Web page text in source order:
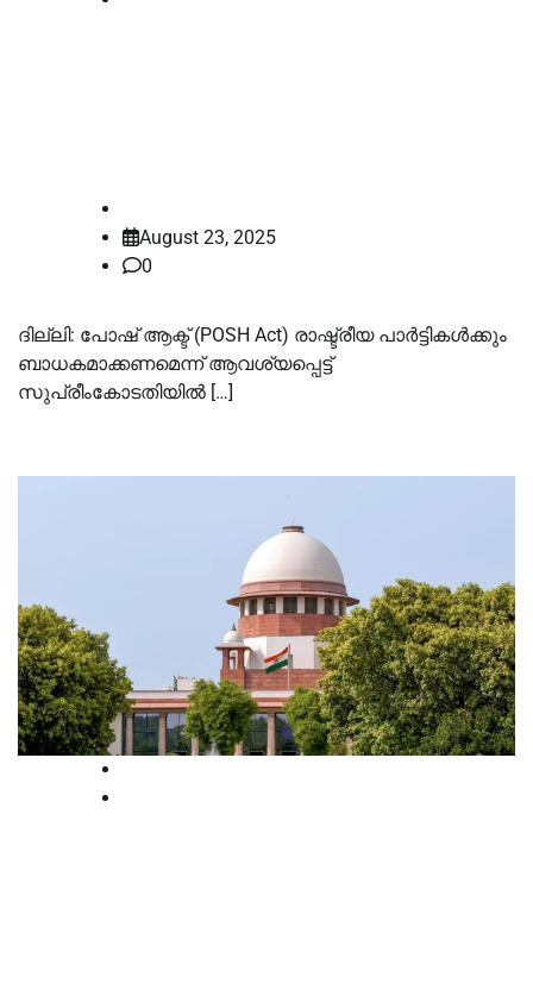
August 23, 2025
0
ദില്ലി: പോഷ് ആക്ട് (POSH Act) രാഷ്ട്രീയ പാർട്ടികൾക്കും
ബാധകമാക്കണമെന്ന് ആവശ്യപ്പെട്ട്
സുപ്രീംകോടതിയിൽ […]